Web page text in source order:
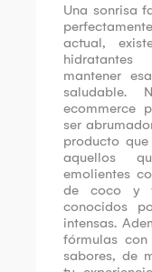
Una sonrisa
actual,
mantener
saludable.
ecommerce
ser
producto
aquellos
emolientes
de coco y
conocidos
intensas.
fórmulas
sabores, de